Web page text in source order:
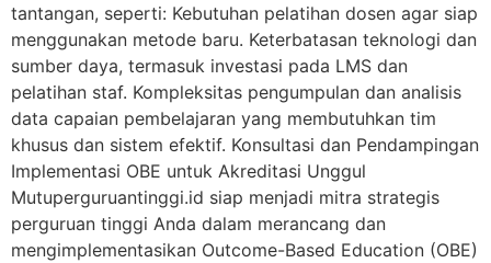
tantangan, seperti: Kebutuhan pelatihan dosen agar siap
menggunakan metode baru. Keterbatasan teknologi dan
sumber daya, termasuk investasi pada LMS dan
pelatihan staf. Kompleksitas pengumpulan dan analisis
data capaian pembelajaran yang membutuhkan tim
khusus dan sistem efektif. Konsultasi dan Pendampingan
Implementasi OBE untuk Akreditasi Unggul
Mutuperguruantinggi.id siap menjadi mitra strategis
perguruan tinggi Anda dalam merancang dan
mengimplementasikan Outcome-Based Education (OBE)